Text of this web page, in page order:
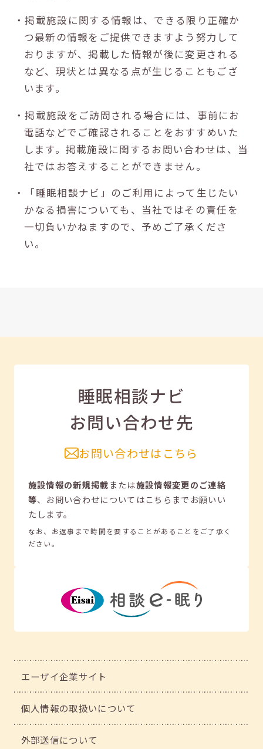
・掲載施設に関する情報は、できる限り正確か
つ最新の情報をご提供できますよう努力して
おりますが、掲載した情報が後に変更される
など、現状とは異なる点が生じることもござ
います。
・掲載施設をご訪問される場合には、事前にお
電話などでご確認されることをおすすめいた
します。掲載施設に関するお問い合わせは、当
社ではお答えすることができません。
・「睡眠相談ナビ」のご利用によって生じたい
かなる損害についても、当社ではその責任を
一切負いかねますので、予めご了承くださ
い。
睡眠相談ナビ
お問い合わせ先
お問い合わせはこちら
施設情報の新規掲載または施設情報変更のご連絡
等、 お問い合わせについてはこちらまでお願いい
たします。
なお、お返事まで時間を要することがあることをご了承く
ださい。
エーザイ企業サイト
個人情報の取扱いについて
外部送信について